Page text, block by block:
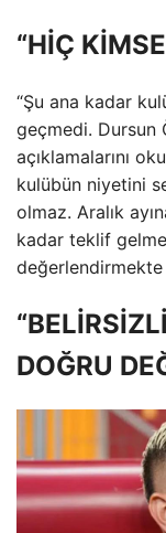
“HİÇ
“Şu ana kadar
geçmedi. Dursun
açıklamalarını
kulübün niyetini
olmaz. Aralık
kadar teklif
değerlendirmekte
DOĞRU